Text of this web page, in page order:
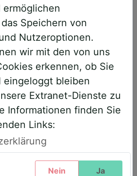
und
Buchungen zu
wir unser System
den AWS+-Account
Bitte führen
Schritte durch,
Text zum ersten Mal
vollen Zugriff zu
Speichern von
Nutzeroptionen.
wir mit den von uns
erkennen, ob Sie
eingeloggt bleiben
Extranet-Dienste zu
Informationen finden Sie
Links:
Nein Ja